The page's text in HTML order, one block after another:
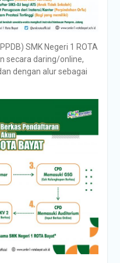
SMK Negeri 1 ROTA
secara daring/online,
dengan alur sebagai